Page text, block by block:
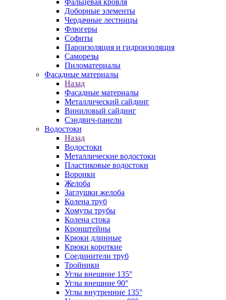
Фальцевая кровля
Доборные элементы
Чердачные лестницы
Флюгеры
Софиты
Пароизоляция и гидроизоляция
Саморезы
Пиломатериалы
Фасадные материалы
Назад
Фасадные материалы
Металлический сайдинг
Виниловый сайдинг
Сэндвич-панели
Водостоки
Назад
Водостоки
Металлические водостоки
Пластиковые водостоки
Воронки
Желоба
Заглушки желоба
Колена труб
Хомуты трубы
Колена стока
Кронштейны
Крюки длинные
Крюки короткие
Соединители труб
Тройники
Углы внешние 135°
Углы внешние 90°
Углы внутренние 135°